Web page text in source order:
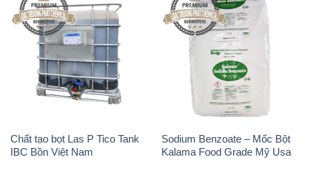
Chất tạo bọt Las P Tico Tank
IBC Bồn Việt Nam
Sodium Benzoate – Mốc Bột
Kalama Food Grade Mỹ Usa